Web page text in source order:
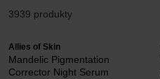
3939 produkty
Allies of Skin
Mandelic Pigmentation
Corrector Night Serum